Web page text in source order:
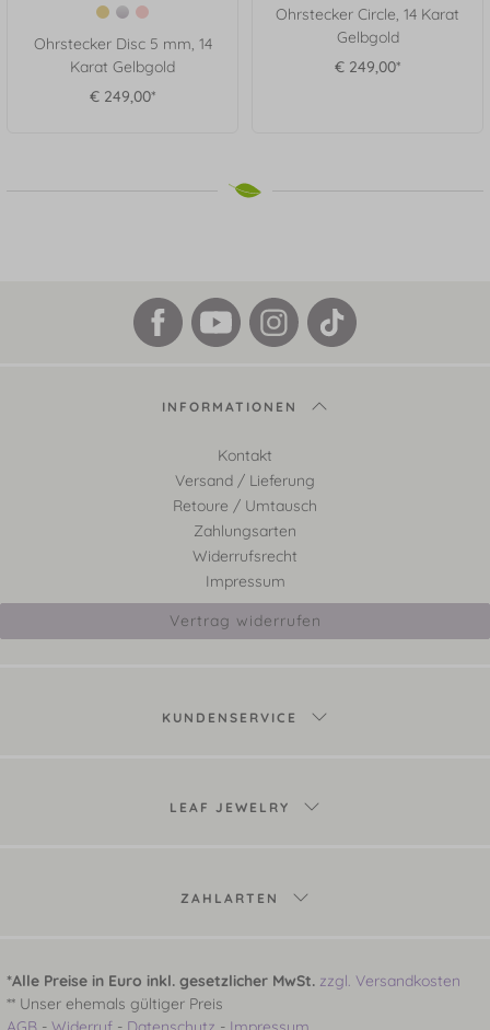
Ohrstecker Disc 5 mm, 14
Karat Gelbgold
€ 249,00*
Ohrstecker Circle, 14 Karat
Gelbgold
€ 249,00*
INFORMATIONEN
Kontakt
Versand / Lieferung
Retoure / Umtausch
Zahlungsarten
Widerrufsrecht
Impressum
Vertrag widerrufen
KUNDENSERVICE
LEAF JEWELRY
ZAHLARTEN
*Alle Preise in Euro inkl. gesetzlicher MwSt. zzgl. Versandkosten
** Unser ehemals gültiger Preis